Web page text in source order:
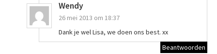
Wendy
26 mei 2013 om 18:37
Dank je wel Lisa, we doen ons best. xx
Beantwoorden